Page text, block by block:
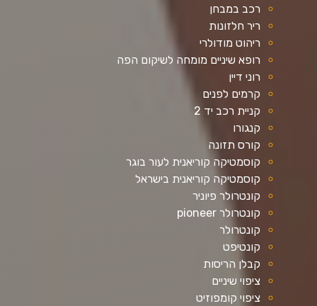
רכב במבחן
ריר חלזונות
ריהוט מודולרי
רופא שיניים מומחה לשיקום הפה
רוני דיין
קרמים לפנים
קניית רכב יד 2
קנגורו
קורס תזונה
קוסמטיקה קוריאנית לעור בוגר
קוסמטיקה קוריאנית בישראל
קונטרולר פיוניר
קונטרולר pioneer
קונטרולר
קונטיפט
קבלן הריסות
ציפוי שיניים
ציפוי קומפוזיט